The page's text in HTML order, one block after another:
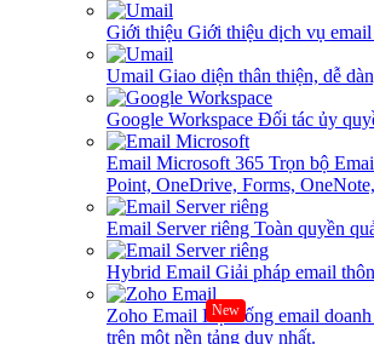
Giới thiệu Giới thiệu dịch vụ
Umail Giao diện thân thiện, dễ
Google Workspace Đối tác ủy
Email Microsoft 365 Trọn bộ
Point, OneDrive, Forms,
Email Server riêng Toàn quyền
Hybrid Email Giải pháp email
Zoho Email New
Hệ thống email
trên một nền tảng duy nhất.